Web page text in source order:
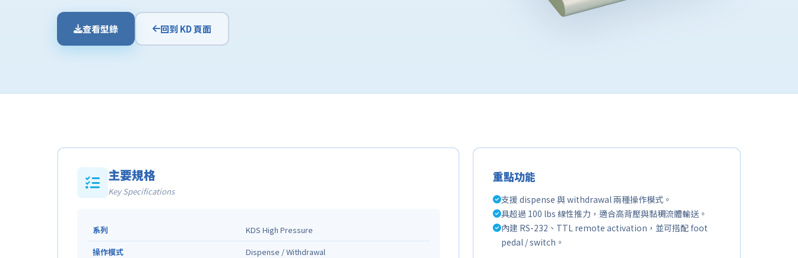
查看型錄 回到 KD 頁面
主要規格
Key Specifications
系列
KDS High Pressure
操作模式
Dispense / Withdrawal
重點功能
支援 dispense 與 withdrawal 兩種操作模式。
具超過 100 lbs 線性推力，適合高背壓與黏稠流體輸送。
內建 RS-232、TTL remote activation，並可搭配 foot
pedal / switch。